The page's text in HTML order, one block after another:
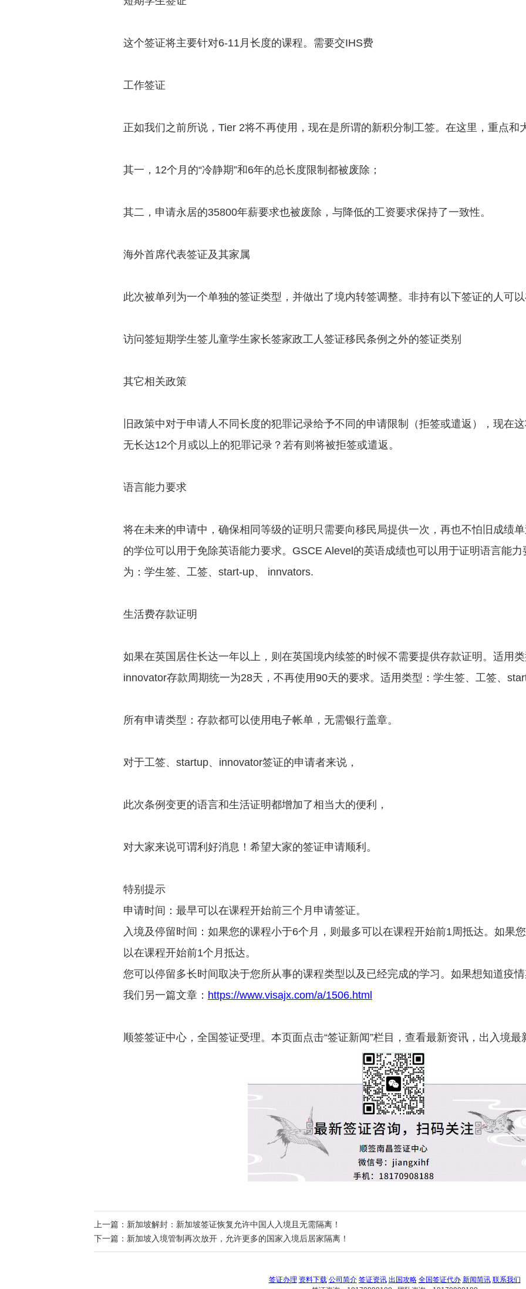
这个签证将主要针对6-11月长度的课程。需要交IHS费
工作签证
正如我们之前所说，Tier 2将不再使用，现在是所谓的新积分制工签。在这里，重点和
其一，12个月的“冷静期”和6年的总长度限制都被废除；
其二，申请永居的35800年薪要求也被废除，与降低的工资要求保持了一致性。
海外首席代表签证及其家属
此次被单列为一个单独的签证类型，并做出了境内转签调整。非持有以下签证的人可以
访问签短期学生签儿童学生家长签家政工人签证移民条例之外的签证类别
其它相关政策
旧政策中对于申请人不同长度的犯罪记录给予不同的申请限制（拒签或遣返），现在
无长达12个月或以上的犯罪记录？若有则将被拒签或遣返。
语言能力要求
将在未来的申请中，确保相同等级的证明只需要向移民局提供一次，再也不怕旧成绩
的学位可以用于免除英语能力要求。GSCE Alevel的英语成绩也可以用于证明语言能
为：学生签、工签、start-up、 innvators.
生活费存款证明
如果在英国居住长达一年以上，则在英国境内续签的时候不需要提供存款证明。适用
innovator存款周期统一为28天，不再使用90天的要求。适用类型：学生签、工签、
所有申请类型：存款都可以使用电子帐单，无需银行盖章。
对于工签、startup、innovator签证的申请者来说，
此次条例变更的语言和生活证明都增加了相当大的便利，
对大家来说可谓利好消息！希望大家的签证申请顺利。
特别提示
申请时间：最早可以在课程开始前三个月申请签证。
入境及停留时间：如果您的课程小于6个月，则最多可以在课程开始前1周抵达。如果
以在课程开始前1个月抵达。
您可以停留多长时间取决于您所从事的课程类型以及已经完成的学习。如果想知道疫
我们另一篇文章： https://www.visajx.com/a/1506.html
顺签签证中心，全国签证受理。本页面点击“签证新闻”栏目，查看最新资讯，出入境最
上一篇： 新加坡解封：新加坡签证恢复允许中国人入境且无需隔离！
下一篇： 新加坡入境管制再次放开，允许更多的国家入境后居家隔离！
签证办理 资料下载 公司简介 签证资讯 出国攻略 全国签证代办 新闻简讯 联系我们